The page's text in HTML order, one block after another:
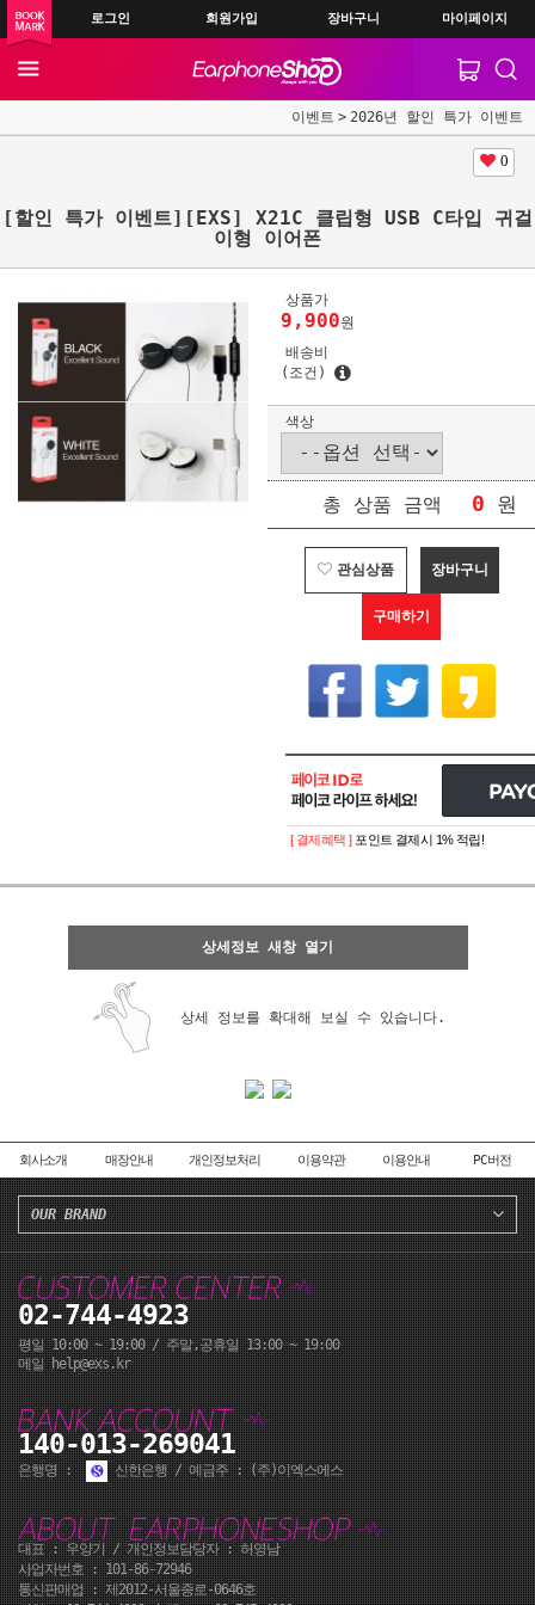
로그인 회원가입 장바구니 마이페이지
이벤트 2026년 할인 특가 이벤트
0
[할인 특가 이벤트][EXS] X21C 클립형 USB C타입 귀걸
이형 이어폰
상품가
9,900원
배송비
(조건)
색상
총 상품 금액 0 원
관심상품 장바구니
구매하기
페이코 ID로 페이코
[ 결제혜택 ] 포인트 결제시 1% 적립!
상세정보 새창 열기
상세 정보를 확대해 보실 수 있습니다.
회사소개 매장안내 개인정보처리 이용약관 이용안내 PC버전
OUR BRAND
02-744-4923
평일 10:00 ~ 19:00 / 주말,공휴일 13:00 ~ 19:00
메일 help@exs.kr
140-013-269041
은행명 : 신한은행 / 예금주 : (주)이엑스에스
대표 : 우양기 / 개인정보담당자 : 허영남
사업자번호 : 101-86-72946
통신판매업 : 제2012-서울종로-0646호